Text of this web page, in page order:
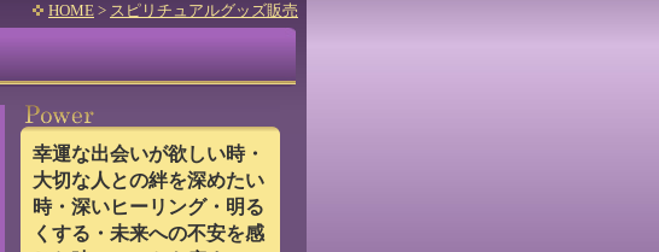
HOME > スピリチュアルグッズ販売
幸運な出会いが欲しい時・
大切な人との絆を深めたい
時・深いヒーリング・明る
くする・未来への不安を感